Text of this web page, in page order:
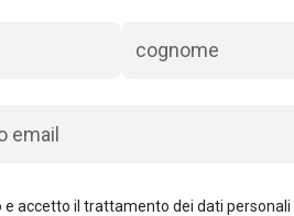
e accetto il trattamento dei dati personali